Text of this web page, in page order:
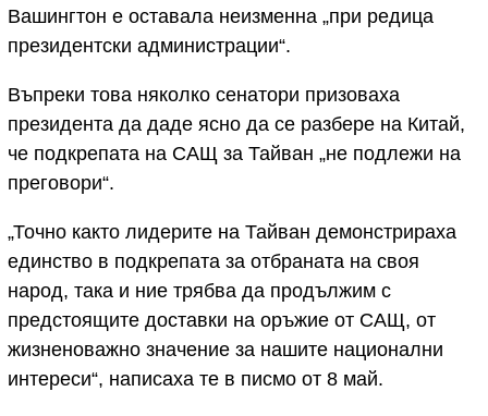
Вашингтон е оставала неизменна „при редица
президентски администрации“.
Въпреки това няколко сенатори призоваха
президента да даде ясно да се разбере на Китай,
че подкрепата на САЩ за Тайван „не подлежи на
преговори“.
„Точно както лидерите на Тайван демонстрираха
единство в подкрепата за отбраната на своя
народ, така и ние трябва да продължим с
предстоящите доставки на оръжие от САЩ, от
жизненоважно значение за нашите национални
интереси“, написаха те в писмо от 8 май.